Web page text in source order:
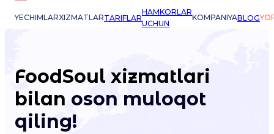
YECHIMLARXIZMATLARTARIFLAR
HAMKORLAR
UCHUN
KOMPANIYABLOG
FoodSoul xizmatlari
bilan oson muloqot
qiling!